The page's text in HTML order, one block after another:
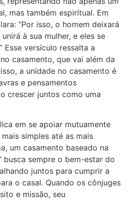
mas também espiritual. Em
“Por isso, o homem deixará
à sua mulher, e eles se
Esse versículo ressalta a
casamento, que vai além da
a unidade no casamento é
e pensamentos
crescer juntos como uma
em se apoiar mutuamente
simples até as mais
um casamento baseado na
busca sempre o bem-estar do
juntos para cumprir a
o casal. Quando os cônjuges
e missão, seu